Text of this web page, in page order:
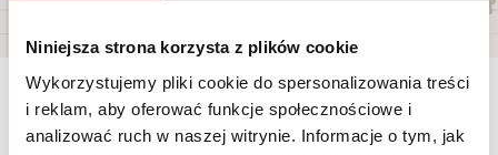
Niniejsza strona korzysta z plików cookie
Wykorzystujemy pliki cookie do spersonalizowania treści
i reklam, aby oferować funkcje społecznościowe i
analizować ruch w naszej witrynie. Informacje o tym, jak